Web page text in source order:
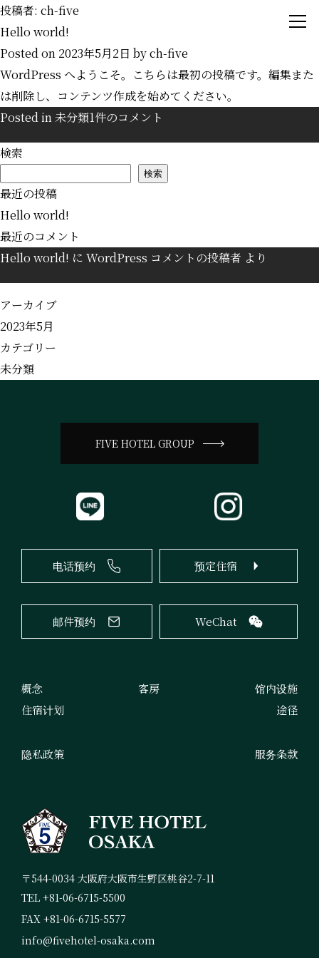
概念
Concept
客房
馆内设施
周围观光地
Spot
注意
News
Access
Q&A
Question
电话预约
TEL 06-6715-5500
FAX 06-6715-5577
info@fivehotel-osaka.com
投稿者: ch-five
Hello world!
Posted on 2023年5月2日 bych-five
WordPress へようこそ。こちらは最初の投稿です。編集また
は削除し、コンテンツ作成を始めてください。
Posted in未分類Hello
の
1件のコメント
検索
検索
最近の投稿
Hello world!
最近のコメント
Hello world! に WordPress コメントの投稿者 より
アーカイブ
2023年5月
カテゴリー
未分類
〒544-0034 大阪府大阪市生野区桃谷2-7-11
TEL +81-06-6715-5500
FAX +81-06-6715-5577
info@fivehotel-osaka.com
FIVE HOTEL GROUP
电话预约 预定住宿
邮件预约 WeChat
概念 客房
馆内设施
住宿计划
途径
隐私政策 服务条款